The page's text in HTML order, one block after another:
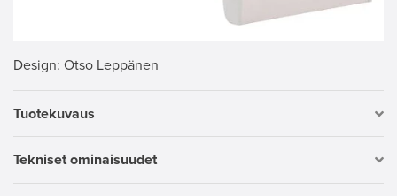
Design: Otso Leppänen
Tuotekuvaus
Tekniset ominaisuudet